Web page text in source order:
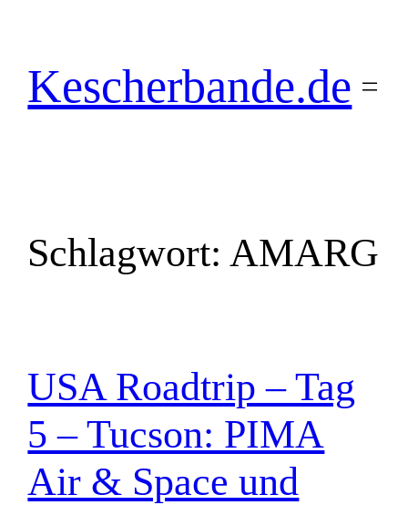
springen
Kescherbande.de
Schlagwort:AMARG
USA Roadtrip – Tag
5 – Tucson: PIMA
Air & Space und